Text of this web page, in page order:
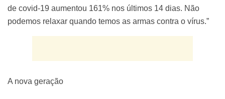
de covid-19 aumentou 161% nos últimos 14 dias. Não
podemos relaxar quando temos as armas contra o vírus.”
A nova geração